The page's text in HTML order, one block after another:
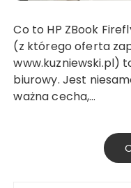
Co to HP ZBook Firefly 16 G9? HP ZBook Firefly 16 G9
(z którego oferta
www.kuzniewski.pl)
biurowy. Jest
ważna cecha,…